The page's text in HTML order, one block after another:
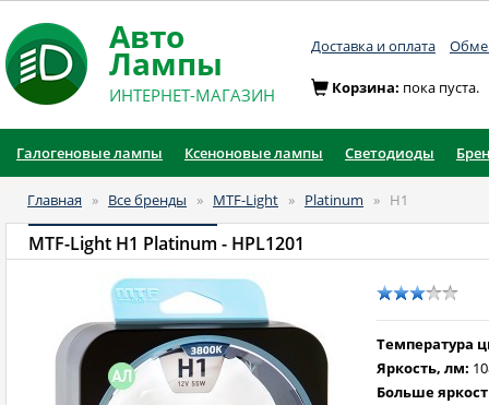
Авто
Лампы
ИНТЕРНЕТ-МАГАЗИН
Доставка и оплата
Корзина: пока пуста.
Галогеновые лампы Ксеноновые лампы Светодиоды
Главная » Все бренды » MTF-Light » Platinum » H1
MTF-Light H1 Platinum - HPL1201
Температура
Яркость, лм:
Больше